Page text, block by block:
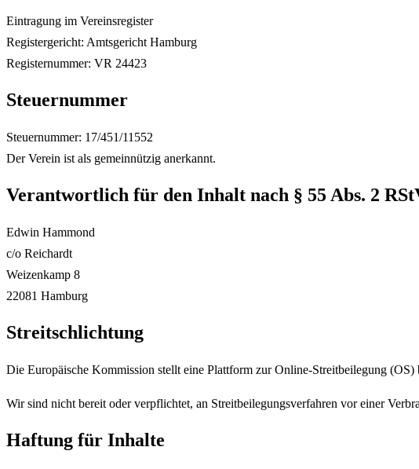
Eintragung im Vereinsregister
Registergericht: Amtsgericht Hamburg
Registernummer: VR 24423
Steuernummer
Steuernummer: 17/451/11552
Der Verein ist als gemeinnützig anerkannt.
Verantwortlich für den Inhalt nach § 55 Abs. 2
Edwin Hammond
c/o Reichardt
Weizenkamp 8
22081 Hamburg
Streitschlichtung
Die Europäische Kommission stellt eine Plattform zur Online-Streitbeilegung (OS)
Wir sind nicht bereit oder verpflichtet, an Streitbeilegungsverfahren vor einer
Haftung für Inhalte